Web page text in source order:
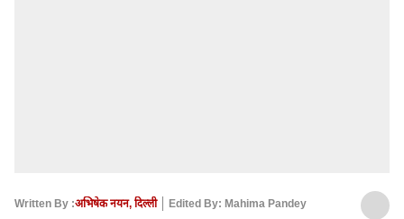
Written By :अभिषेक नयन, दिल्ली
Edited By: Mahima Pandey